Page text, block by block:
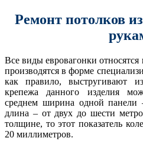
Ремонт потолков
Все виды евровагонки
производятся в форме
как правило, выстругивают
крепежа данного изделия
среднем ширина одной панели
длина – от двух до шести
толщине, то этот показатель
20 миллиметров.